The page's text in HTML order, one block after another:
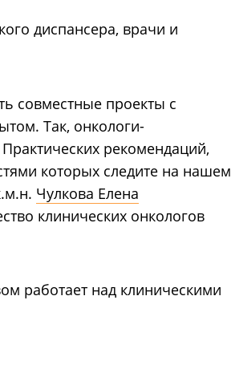
диспансера, врачи и
совместные проекты с
Так, онкологи-
рекомендаций,
которых следите на нашем
Чулкова Елена
клинических онкологов
работает над клиническими